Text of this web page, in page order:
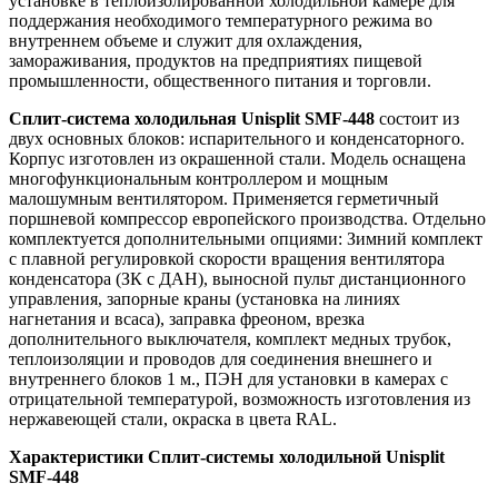
поддержания необходимого температурного режима во
внутреннем объеме и служит для охлаждения,
замораживания, продуктов на предприятиях пищевой
промышленности, общественного питания и торговли.
Сплит-система холодильная Unisplit SMF-448 состоит из
двух основных блоков: испарительного и конденсаторного.
Корпус изготовлен из окрашенной стали. Модель оснащена
многофункциональным контроллером и мощным
малошумным вентилятором. Применяется герметичный
поршневой компрессор европейского производства. Отдельно
комплектуется дополнительными опциями: Зимний комплект
с плавной регулировкой скорости вращения вентилятора
конденсатора (ЗК с ДАН), выносной пульт дистанционного
управления, запорные краны (установка на линиях
нагнетания и всаса), заправка фреоном, врезка
дополнительного выключателя, комплект медных трубок,
теплоизоляции и проводов для соединения внешнего и
внутреннего блоков 1 м., ПЭН для установки в камерах с
отрицательной температурой, возможность изготовления из
нержавеющей стали, окраска в цвета RAL.
Характеристики Сплит-системы холодильной Unisplit
SMF-448